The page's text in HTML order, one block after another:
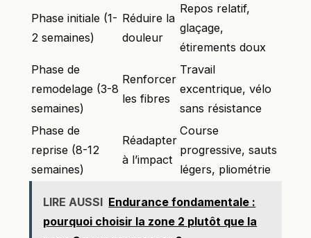
Phase initiale (1-
2 semaines)
Réduire la
douleur
Repos relatif,
glaçage,
étirements doux
Phase de
remodelage (3-8
semaines)
Renforcer
les fibres
Travail
excentrique, vélo
sans résistance
Phase de
reprise (8-12
semaines)
Réadapter
à l’impact
Course
progressive, sauts
légers, pliométrie
LIRE AUSSI Endurance fondamentale :
pourquoi choisir la zone 2 plutôt que la